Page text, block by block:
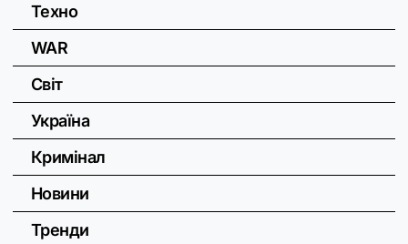
Техно
WAR
Світ
Україна
Кримінал
Новини
Тренди